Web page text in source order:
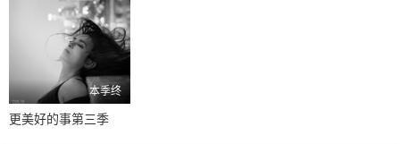
本季终
更美好的事第三季